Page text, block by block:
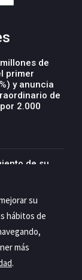
de
primer
y anuncia
de
2.000
de su
en siete
su
hábitos de
más
.